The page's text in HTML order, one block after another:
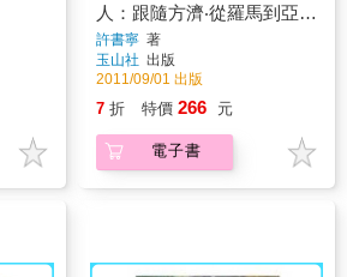
人：跟隨方濟‧從羅馬到亞西
西
許書寧 著
玉山社 出版
2011/09/01 出版
7 折 特價 266 元
電子書